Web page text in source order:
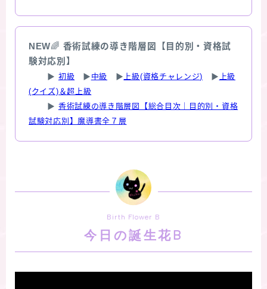
NEW🌈 香術試練の導き階層図【目的別・資格試
験対応別】
▶ 初級 ▶ 中級 ▶ 上級(資格チャレンジ) ▶ 上級
(クイズ)＆超上級
▶ 香術試練の導き階層図【総合目次｜目的別・資格
試験対応別】魔導書全７層
Birth Flower B
今日の誕生花B